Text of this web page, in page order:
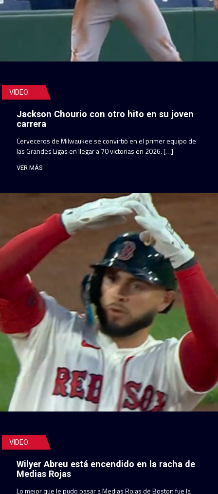
VIDEO
Jackson Chourio con otro hito en su joven
carrera
Cerveceros de Milwaukee se convirtió en el primer equipo de
las Grandes Ligas en llegar a 70 victorias en 2026. […]
VER MÁS
VIDEO
Wilyer Abreu está encendido en la racha de
Medias Rojas
Lo mejor que le pudo pasar a Medias Rojas de Boston fue la